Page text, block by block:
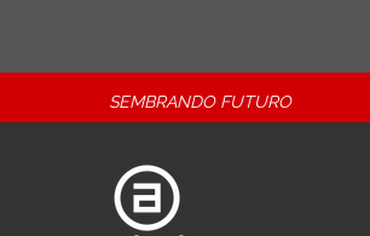
SEMBRANDO FUTURO